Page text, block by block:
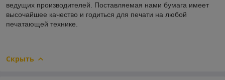
ведущих производителей. Поставляемая нами бумага имеет
высочайшее качество и годиться для печати на любой
печатающей технике.
Скрыть